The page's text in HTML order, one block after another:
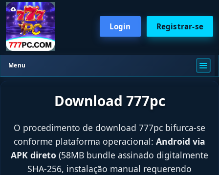
Login Registrar-se
Menu
Download 777pc
O procedimento de download 777pc bifurca-se
conforme plataforma operacional: Android via
APK direto (58MB bundle assinado digitalmente
SHA-256, instalação manual requerendo